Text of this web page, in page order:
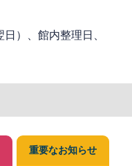
）、館内整理日、
重要なお知らせ